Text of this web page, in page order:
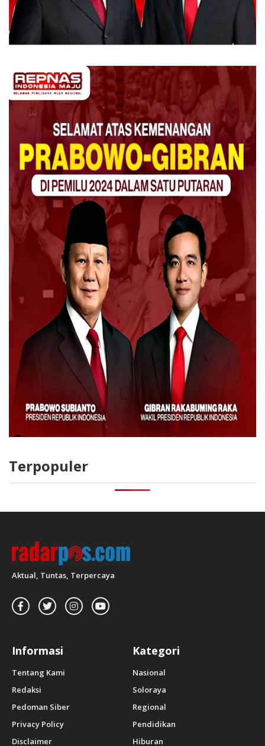
Terpopuler
Aktual, Tuntas, Terpercaya
Informasi
Tentang Kami
Redaksi
Pedoman Siber
Privacy Policy
Disclaimer
Kategori
Nasional
Soloraya
Regional
Pendidikan
Hiburan